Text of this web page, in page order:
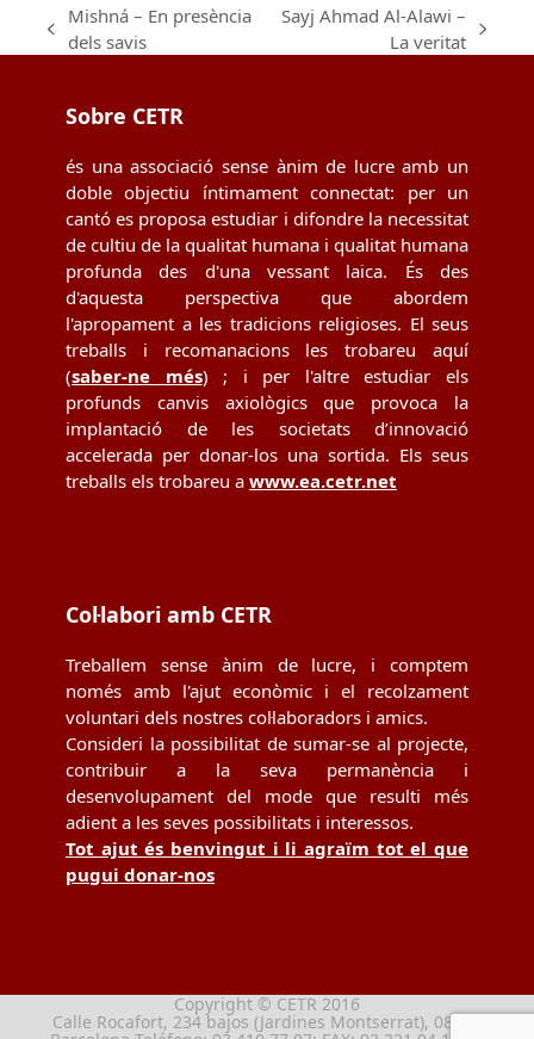
previous
Mishná – En presència
dels savis
Sayj Ahmad Al-Alawi –
La veritat
Sobre CETR
és una associació sense ànim de lucre amb un
doble objectiu íntimament connectat: per un
cantó es proposa estudiar i difondre la necessitat
de cultiu de la qualitat humana i qualitat humana
profunda des d'una vessant laica. És des
d'aquesta perspectiva que abordem
l'apropament a les tradicions religioses. El seus
treballs i recomanacions les trobareu aquí
(saber-ne més) ; i per l'altre estudiar els
profunds canvis axiològics que provoca la
implantació de les societats d’innovació
accelerada per donar-los una sortida. Els seus
treballs els trobareu a www.ea.cetr.net
Col·labori amb CETR
Treballem sense ànim de lucre, i comptem
només amb l'ajut econòmic i el recolzament
voluntari dels nostres col·laboradors i amics.
Consideri la possibilitat de sumar-se al projecte,
contribuir a la seva permanència i
desenvolupament del mode que resulti més
adient a les seves possibilitats i interessos.
Tot ajut és benvingut i li agraïm tot el que
pugui donar-nos
Copyright © CETR 2016
Calle Rocafort, 234 bajos (Jardines Montserrat), 08029